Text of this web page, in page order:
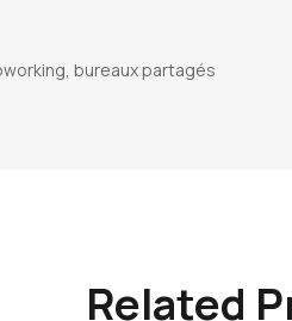
bureaux partagés
Related